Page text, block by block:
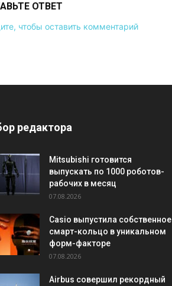
ОТВЕТ
чтобы оставить комментарий
редактора
Mitsubishi готовится
выпускать по 1000 роботов-
рабочих в месяц
07.08.2026
Casio выпустила собственное
смарт-кольцо в уникальном
форм-факторе
07.08.2026
Airbus совершил рекордный